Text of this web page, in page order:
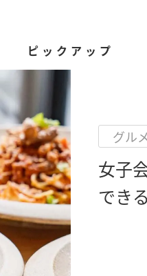
ピックアップ
グル
女子
でき